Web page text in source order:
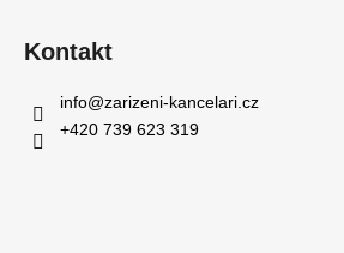
Kontakt
info@zarizeni-kancelari.cz
+420 739 623 319